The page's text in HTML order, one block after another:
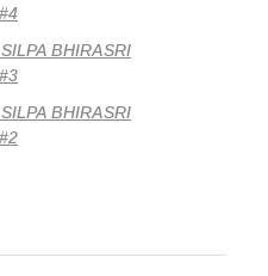
BHIRASRI
BHIRASRI